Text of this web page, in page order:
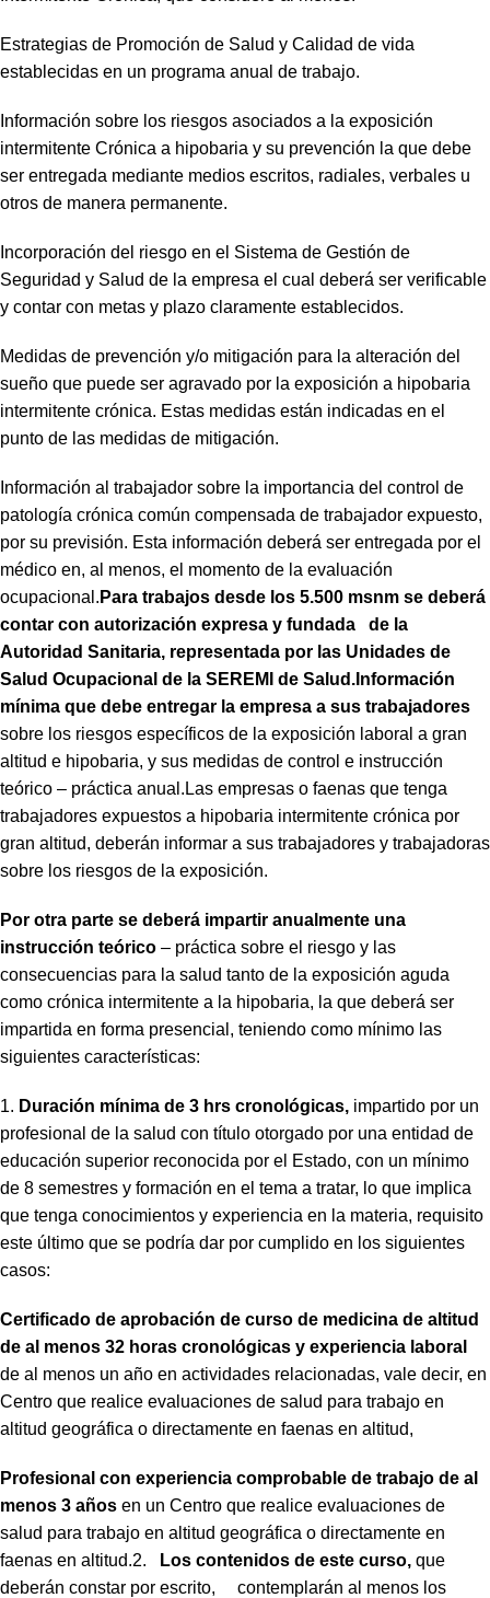
Estrategias de Promoción de Salud y Calidad de vida
establecidas en un programa anual de trabajo.
Información sobre los riesgos asociados a la exposición
intermitente Crónica a hipobaria y su prevención la que debe
ser entregada mediante medios escritos, radiales, verbales u
otros de manera permanente.
Incorporación del riesgo en el Sistema de Gestión de
Seguridad y Salud de la empresa el cual deberá ser verificable
y contar con metas y plazo claramente establecidos.
Medidas de prevención y/o mitigación para la alteración del
sueño que puede ser agravado por la exposición a hipobaria
intermitente crónica. Estas medidas están indicadas en el
punto de las medidas de mitigación.
Información al trabajador sobre la importancia del control de
patología crónica común compensada de trabajador expuesto,
por su previsión. Esta información deberá ser entregada por el
médico en, al menos, el momento de la evaluación
ocupacional. Para trabajos desde los 5.500 msnm se deberá
contar con autorización expresa y fundada de la
Autoridad Sanitaria, representada por las Unidades de
Salud Ocupacional de la SEREMI de Salud. Información
mínima que debe entregar la empresa a sus trabajadores
sobre los riesgos específicos de la exposición laboral a gran
altitud e hipobaria, y sus medidas de control e instrucción
teórico – práctica anual.Las empresas o faenas que tenga
trabajadores expuestos a hipobaria intermitente crónica por
gran altitud, deberán informar a sus trabajadores y trabajadoras
sobre los riesgos de la exposición.
Por otra parte se deberá impartir anualmente una
instrucción teórico – práctica sobre el riesgo y las
consecuencias para la salud tanto de la exposición aguda
como crónica intermitente a la hipobaria, la que deberá ser
impartida en forma presencial, teniendo como mínimo las
siguientes características:
1. Duración mínima de 3 hrs cronológicas, impartido por un
profesional de la salud con título otorgado por una entidad de
educación superior reconocida por el Estado, con un mínimo
de 8 semestres y formación en el tema a tratar, lo que implica
que tenga conocimientos y experiencia en la materia, requisito
este último que se podría dar por cumplido en los siguientes
casos:
Certificado de aprobación de curso de medicina de altitud
de al menos 32 horas cronológicas y experiencia laboral
de al menos un año en actividades relacionadas, vale decir, en
Centro que realice evaluaciones de salud para trabajo en
altitud geográfica o directamente en faenas en altitud,
Profesional con experiencia comprobable de trabajo de al
menos 3 años en un Centro que realice evaluaciones de
salud para trabajo en altitud geográfica o directamente en
faenas en altitud.2.
Los contenidos de este curso, que
deberán constar por escrito, contemplarán al menos los